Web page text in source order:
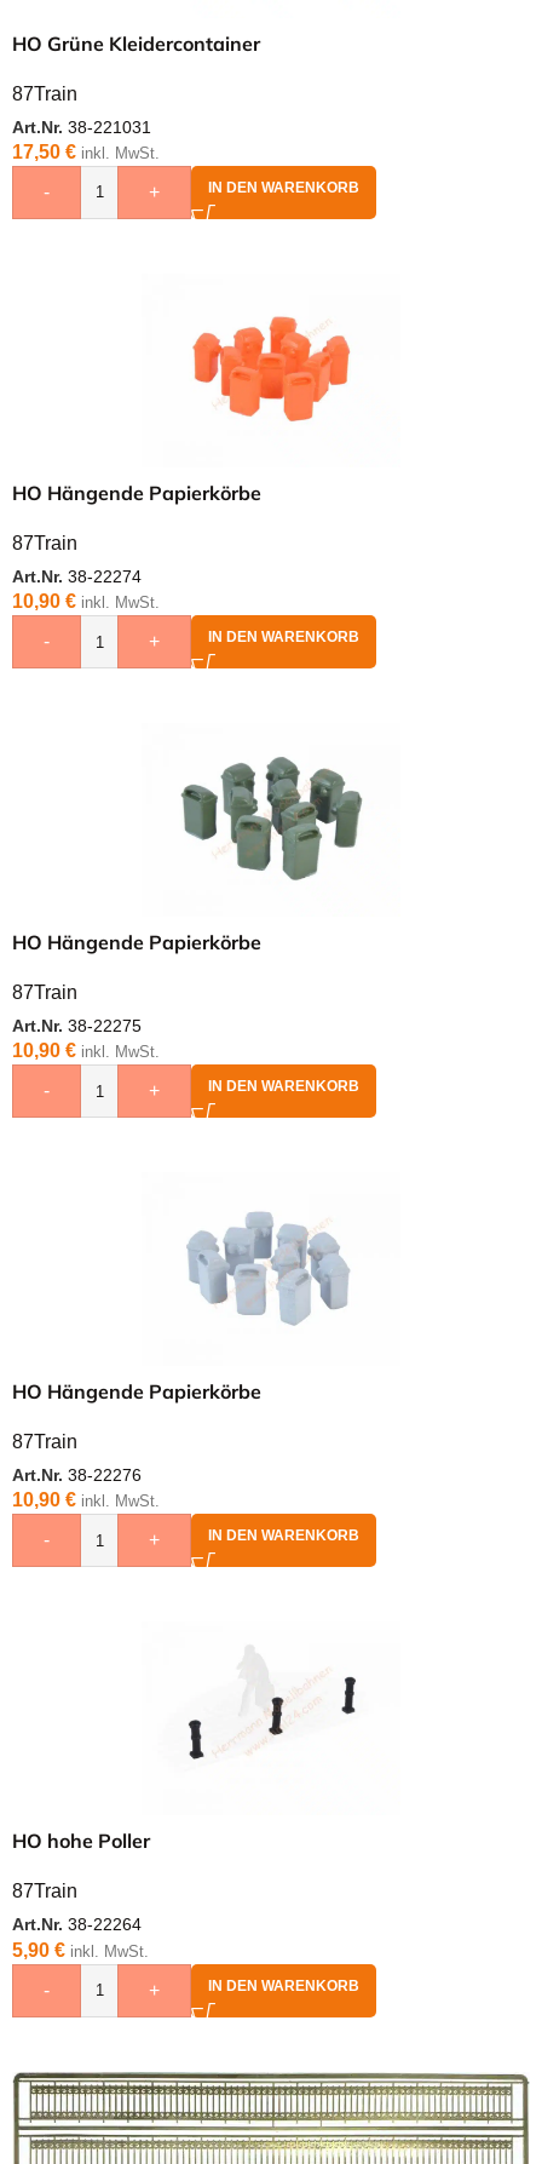
HO Grüne Kleidercontainer
87Train
Art.Nr. 38-221031
17,50 € inkl. MwSt.
- + IN DEN WARENKORB
HO Hängende Papierkörbe
87Train
Art.Nr. 38-22274
10,90 € inkl. MwSt.
- + IN DEN WARENKORB
HO Hängende Papierkörbe
87Train
Art.Nr. 38-22275
10,90 € inkl. MwSt.
- + IN DEN WARENKORB
HO Hängende Papierkörbe
87Train
Art.Nr. 38-22276
10,90 € inkl. MwSt.
- + IN DEN WARENKORB
HO hohe Poller
87Train
Art.Nr. 38-22264
5,90 € inkl. MwSt.
- + IN DEN WARENKORB